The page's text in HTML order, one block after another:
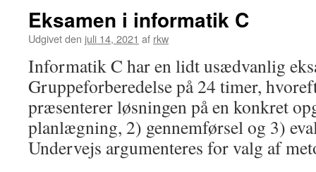
Eksamen i informatik C
Udgivet den juli 14, 2021 af rkw
Informatik C har en lidt usædvanlig
Gruppeforberedelse på 24 timer,
præsenterer løsningen på en konkret
planlægning, 2) gennemførsel og 3)
Undervejs argumenteres for valg af